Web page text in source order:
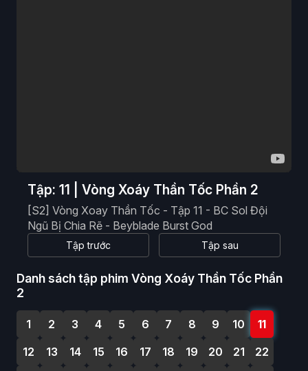
Tập: 11 | Vòng Xoáy Thần Tốc Phần 2
[S2] Vòng Xoay Thần Tốc - Tập 11 - BC Sol Đội
Ngũ Bị Chia Rẽ - Beyblade Burst God
Tập trước Tập sau
Danh sách tập phim Vòng Xoáy Thần Tốc Phần
2
1 2 3 4 5 6 7 8 9 10
11
12
13 14 15 16 17 18 19 20 21
22